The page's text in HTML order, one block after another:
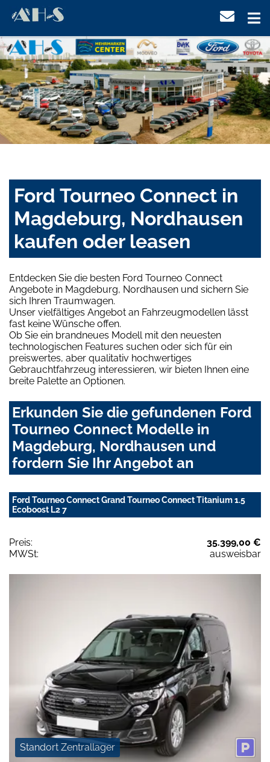
Ford Tourneo Connect in
Magdeburg, Nordhausen
kaufen oder leasen
Entdecken Sie die besten Ford Tourneo Connect
Angebote in Magdeburg, Nordhausen und sichern Sie
sich Ihren Traumwagen.
Unser vielfältiges Angebot an Fahrzeugmodellen lässt
fast keine Wünsche offen.
Ob Sie ein brandneues Modell mit den neuesten
technologischen Features suchen oder sich für ein
preiswertes, aber qualitativ hochwertiges
Gebrauchtfahrzeug interessieren, wir bieten Ihnen eine
breite Palette an Optionen.
Erkunden Sie die gefundenen Ford
Tourneo Connect Modelle in
Magdeburg, Nordhausen und
fordern Sie Ihr Angebot an
Ford Tourneo Connect Grand Tourneo Connect Titanium 1.5
Ecoboost L2 7
Preis:
35.399,00 €
MWSt:
ausweisbar
Standort Zentrallager